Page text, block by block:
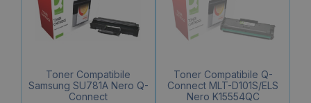
Toner Compatibile
Samsung SU781A Nero Q-
Connect
Toner Compatibile Q-
Connect MLT-D101S/ELS
Nero K15554QC